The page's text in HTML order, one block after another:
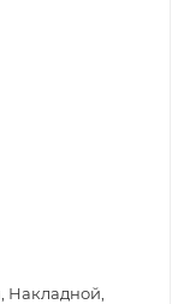
Накладной,